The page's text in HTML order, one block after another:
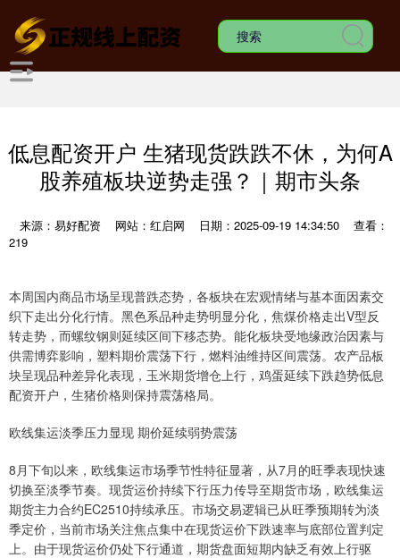
低息配资开户 生猪现货跌跌不休，为何A
股养殖板块逆势走强？｜期市头条
来源：易好配资 网站：红启网 日期：2025-09-19 14:34:50
查看：
219
本周国内商品市场呈现普跌态势，各板块在宏观情绪与基本面因素交
织下走出分化行情。黑色系品种走势明显分化，焦煤价格走出V型反
转走势，而螺纹钢则延续区间下移态势。能化板块受地缘政治因素与
供需博弈影响，塑料期价震荡下行，燃料油维持区间震荡。农产品板
块呈现品种差异化表现，玉米期货增仓上行，鸡蛋延续下跌趋势低息
配资开户，生猪价格则保持震荡格局。
欧线集运淡季压力显现 期价延续弱势震荡
8月下旬以来，欧线集运市场季节性特征显著，从7月的旺季表现快速
切换至淡季节奏。现货运价持续下行压力传导至期货市场，欧线集运
期货主力合约EC2510持续承压。市场交易逻辑已从旺季预期转为淡
季定价，当前市场关注焦点集中在现货运价下跌速率与底部位置判定
上。由于现货运价仍处下行通道，期货盘面短期内缺乏有效上行驱